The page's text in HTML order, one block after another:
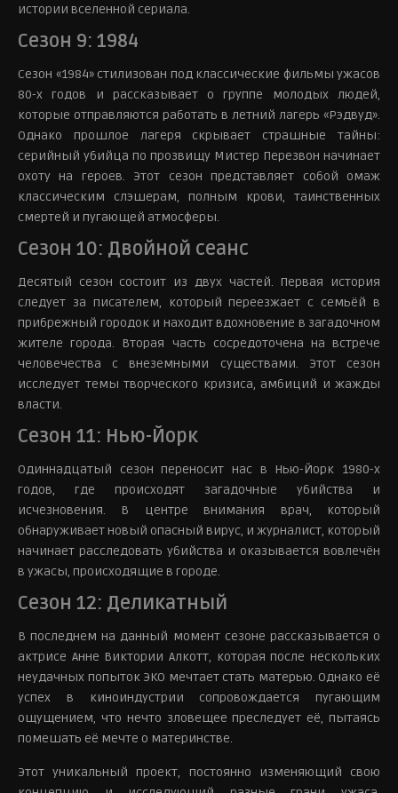
истории вселенной сериала.
Сезон 9: 1984
Сезон «1984» стилизован под классические фильмы ужасов
80-х годов и рассказывает о группе молодых людей,
которые отправляются работать в летний лагерь «Рэдвуд».
Однако прошлое лагеря скрывает страшные тайны:
серийный убийца по прозвищу Мистер Перезвон начинает
охоту на героев. Этот сезон представляет собой омаж
классическим слэшерам, полным крови, таинственных
смертей и пугающей атмосферы.
Сезон 10: Двойной сеанс
Десятый сезон состоит из двух частей. Первая история
следует за писателем, который переезжает с семьёй в
прибрежный городок и находит вдохновение в загадочном
жителе города. Вторая часть сосредоточена на встрече
человечества с внеземными существами. Этот сезон
исследует темы творческого кризиса, амбиций и жажды
власти.
Сезон 11: Нью-Йорк
Одиннадцатый сезон переносит нас в Нью-Йорк 1980-х
годов, где происходят загадочные убийства и
исчезновения. В центре внимания врач, который
обнаруживает новый опасный вирус, и журналист, который
начинает расследовать убийства и оказывается вовлечён
в ужасы, происходящие в городе.
Сезон 12: Деликатный
В последнем на данный момент сезоне рассказывается о
актрисе Анне Виктории Алкотт, которая после нескольких
неудачных попыток ЭКО мечтает стать матерью. Однако её
успех в киноиндустрии сопровождается пугающим
ощущением, что нечто зловещее преследует её, пытаясь
помешать её мечте о материнстве.
Этот уникальный проект, постоянно изменяющий свою